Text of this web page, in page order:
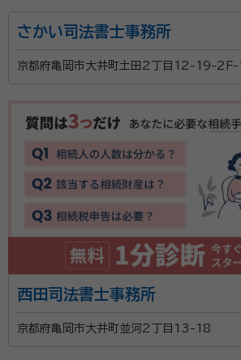
アクセスです！時間をかけてじっくり
す。 遺言書の作成や相続、終活のサポ
まざまなお客様の対応をしているので
特に、相続は家族の将来を左右する大
ご遺族が争い合うことがない形で遺
ようにしております。1家族の将来の
できる遺言書を作成したい方をはじめ
ある方はぜひお気軽にご相談ください
資格等： 行政書士
さかい司法書士事務所
京都府亀岡市大井町土田2丁目12-19-2Ｆ
西田司法書士事務所
京都府亀岡市大井町並河2丁目13-18